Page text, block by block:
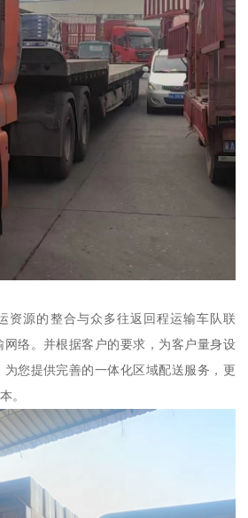
资源的整合与众多往返回程运输车队联
络。并根据客户的要求，为客户量身设
您提供完善的一体化区域配送服务，更
。